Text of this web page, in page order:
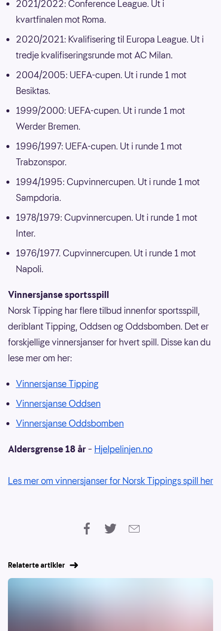
2021/2022: Conference League. Ut i
kvartfinalen mot Roma.
2020/2021: Kvalifisering til Europa League. Ut i
tredje kvalifiseringsrunde mot AC Milan.
2004/2005: UEFA-cupen. Ut i runde 1 mot
Besiktas.
1999/2000: UEFA-cupen. Ut i runde 1 mot
Werder Bremen.
1996/1997: UEFA-cupen. Ut i runde 1 mot
Trabzonspor.
1994/1995: Cupvinnercupen. Ut i runde 1 mot
Sampdoria.
1978/1979: Cupvinnercupen. Ut i runde 1 mot
Inter.
1976/1977. Cupvinnercupen. Ut i runde 1 mot
Napoli.
Vinnersjanse sportsspill
Norsk Tipping har flere tilbud innenfor sportsspill,
deriblant Tipping, Oddsen og Oddsbomben. Det er
forskjellige vinnersjanser for hvert spill. Disse kan du
lese mer om her:
Vinnersjanse Tipping
Vinnersjanse Oddsen
Vinnersjanse Oddsbomben
Aldersgrense 18 år – Hjelpelinjen.no
Les mer om vinnersjanser for Norsk Tippings spill her
Relaterte artikler